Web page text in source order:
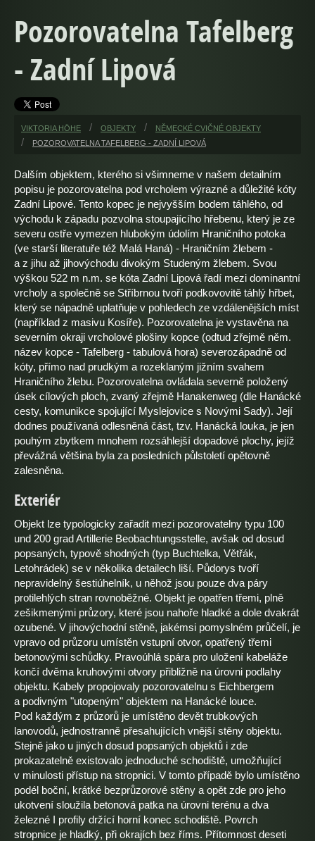
Pozorovatelna Tafelberg
- Zadní Lipová
VIKTORIA HÖHE OBJEKTY
NĚMECKÉ CVIČNÉ OBJEKTY
POZOROVATELNA TAFELBERG - ZADNÍ LIPOVÁ
Dalším objektem, kterého si všimneme v našem detailním
popisu je pozorovatelna pod vrcholem výrazné a důležité kóty
Zadní Lipové. Tento kopec je nejvyšším bodem táhlého, od
východu k západu pozvolna stoupajícího hřebenu, který je ze
severu ostře vymezen hlubokým údolím Hraničního potoka
(ve starší literatuře též Malá Haná) - Hraničním žlebem -
a z jihu až jihovýchodu divokým Studeným žlebem. Svou
výškou 522 m n.m. se kóta Zadní Lipová řadí mezi dominantní
vrcholy a společně se Stříbrnou tvoří podkovovitě táhlý hřbet,
který se nápadně uplatňuje v pohledech ze vzdálenějších míst
(například z masivu Kosíře). Pozorovatelna je vystavěna na
severním okraji vrcholové plošiny kopce (odtud zřejmě něm.
název kopce - Tafelberg - tabulová hora) severozápadně od
kóty, přímo nad prudkým a rozeklaným jižním svahem
Hraničního žlebu. Pozorovatelna ovládala severně položený
úsek cílových ploch, zvaný zřejmě Hanakenweg (dle Hanácké
cesty, komunikce spojující Myslejovice s Novými Sady). Její
dodnes používaná odlesněná část, tzv. Hanácká louka, je jen
pouhým zbytkem mnohem rozsáhlejší dopadové plochy, jejíž
převážná většina byla za posledních půlstoletí opětovně
zalesněna.
Exteriér
Objekt lze typologicky zařadit mezi pozorovatelny typu 100
und 200 grad Artillerie Beobachtungsstelle, avšak od dosud
popsaných, typově shodných (typ Buchtelka, Větřák,
Letohrádek) se v několika detailech liší. Půdorys tvoří
nepravidelný šestiúhelník, u něhož jsou pouze dva páry
protilehlých stran rovnoběžné. Objekt je opatřen třemi, plně
zešikmenými průzory, které jsou nahoře hladké a dole dvakrát
ozubené. V jihovýchodní stěně, jakémsi pomyslném průčelí, je
vpravo od průzoru umístěn vstupní otvor, opatřený třemi
betonovými schůdky. Pravoúhlá spára pro uložení kabeláže
končí dvěma kruhovými otvory přibližně na úrovni podlahy
objektu. Kabely propojovaly pozorovatelnu s Eichbergem
a podivným "utopeným" objektem na Hanácké louce.
Pod každým z průzorů je umístěno devět trubkových
lanovodů, jednostranně přesahujících vnější stěny objektu.
Stejně jako u jiných dosud popsaných objektů i zde
prokazatelně existovalo jednoduché schodiště, umožňující
v minulosti přístup na stropnici. V tomto případě bylo umístěno
podél boční, krátké bezprůzorové stěny a opět zde pro jeho
ukotvení sloužila betonová patka na úrovni terénu a dva
železné I profily držící horní konec schodiště. Povrch
stropnice je hladký, při okrajích bez říms. Přítomnost deseti